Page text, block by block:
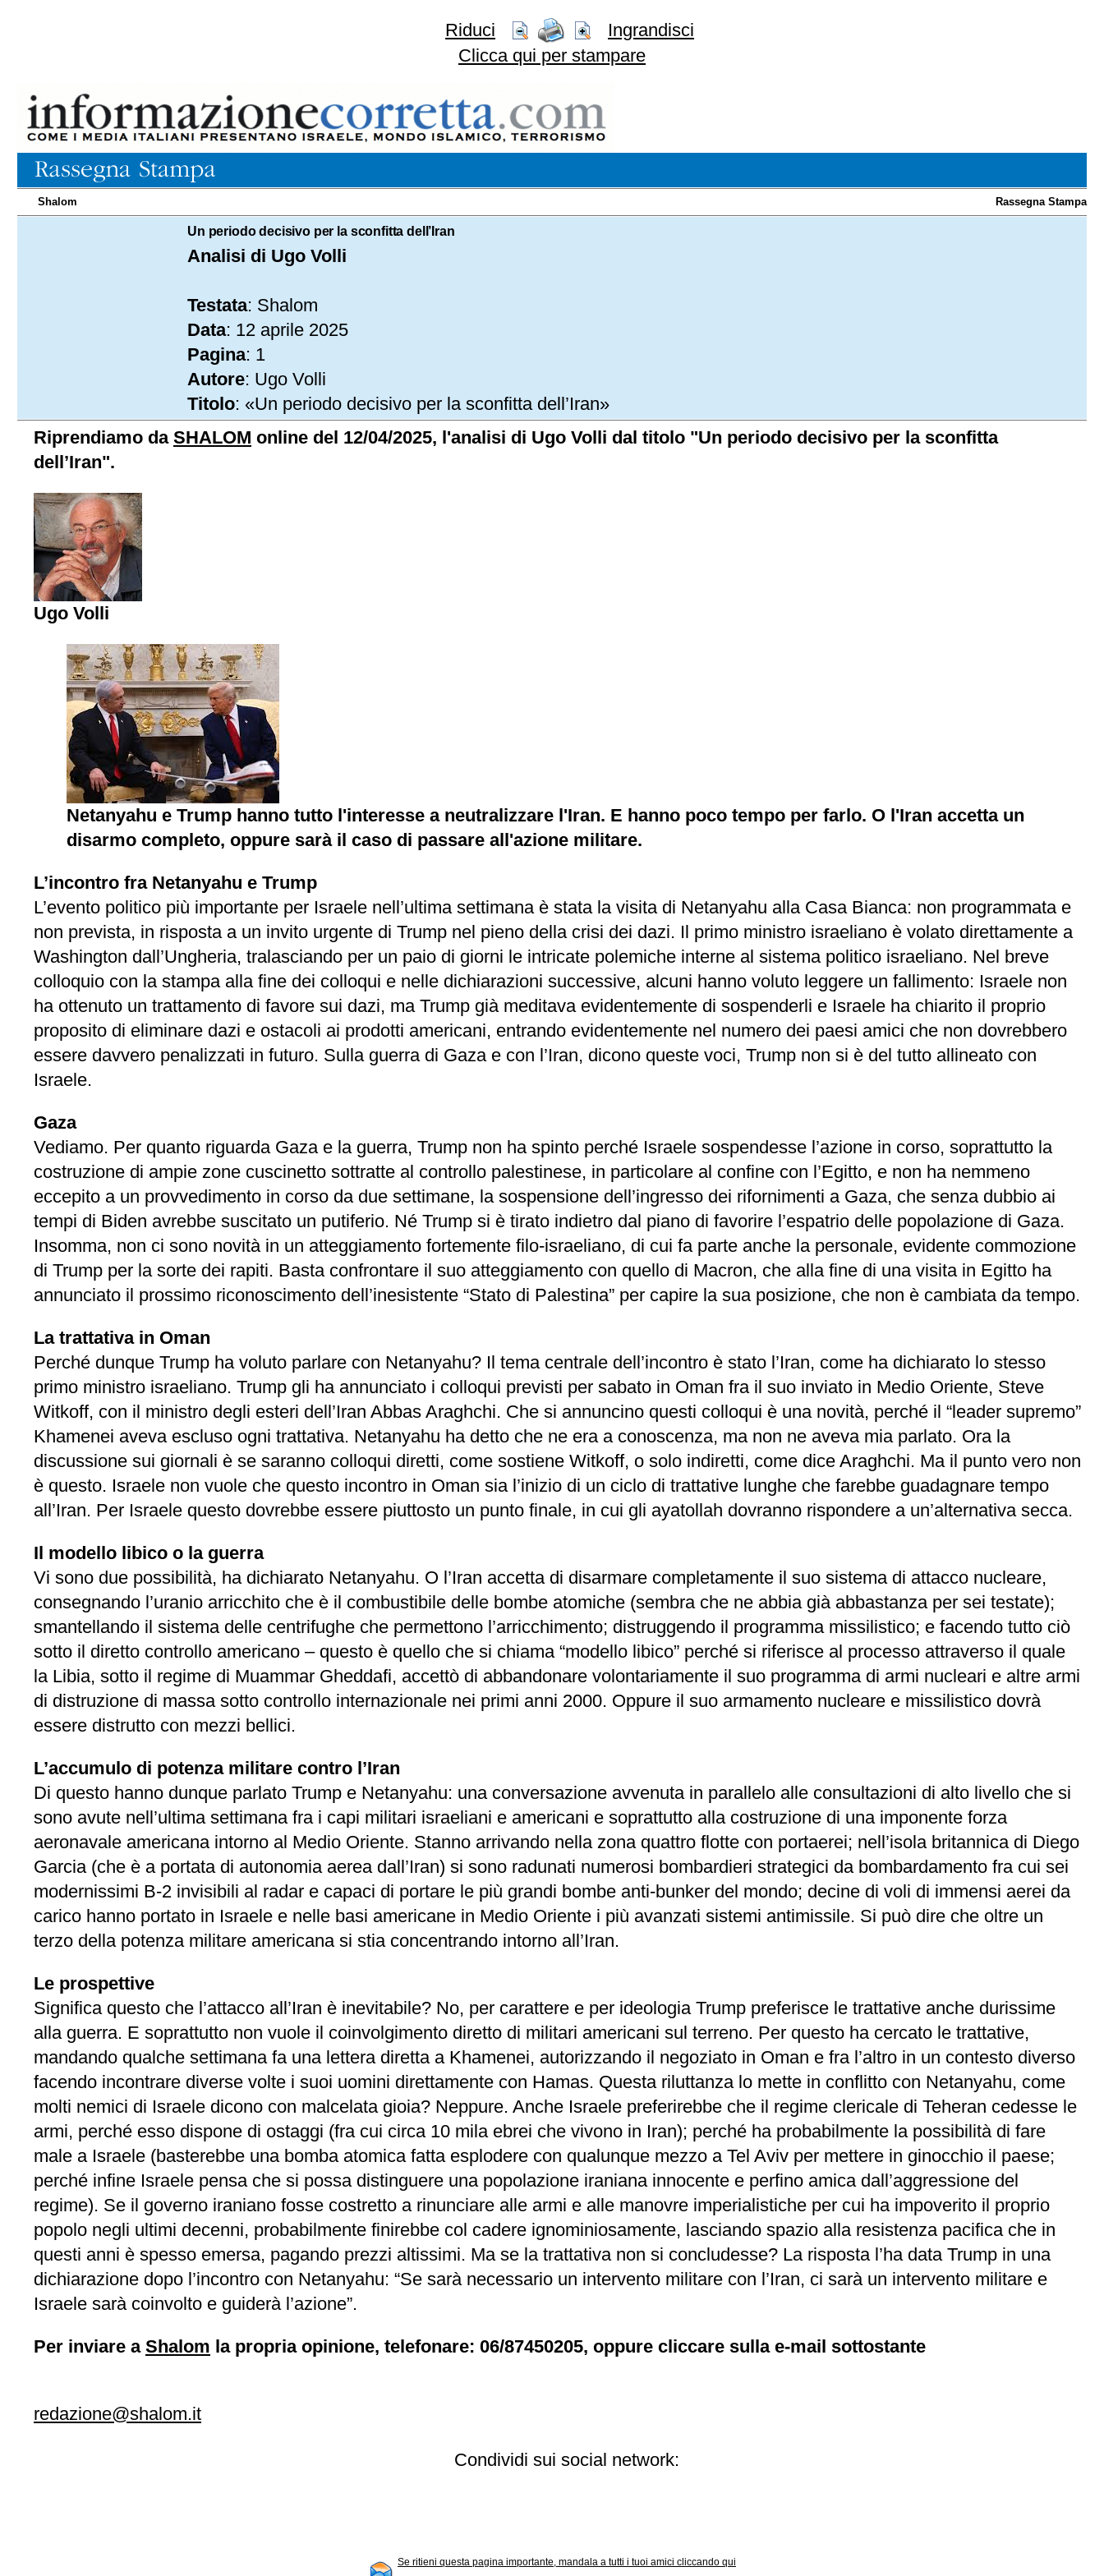
Riduci
Ingrandisci
Clicca qui per stampare
Shalom Rassegna Stampa
Un periodo decisivo per la sconfitta dell’Iran
Analisi di Ugo Volli
Testata: Shalom
Data: 12 aprile 2025
Pagina: 1
Autore: Ugo Volli
Titolo: «Un periodo decisivo per la sconfitta dell’Iran»
Riprendiamo da SHALOM online del 12/04/2025, l'analisi di Ugo Volli dal titolo "Un periodo decisivo per la sconfitta
dell’Iran".
Ugo Volli
Netanyahu e Trump hanno tutto l'interesse a neutralizzare l'Iran. E hanno poco tempo per farlo. O l'Iran accetta un
disarmo completo, oppure sarà il caso di passare all'azione militare.
L’incontro fra Netanyahu e Trump
L’evento politico più importante per Israele nell’ultima settimana è stata la visita di Netanyahu alla Casa Bianca: non programmata e
non prevista, in risposta a un invito urgente di Trump nel pieno della crisi dei dazi. Il primo ministro israeliano è volato direttamente a
Washington dall’Ungheria, tralasciando per un paio di giorni le intricate polemiche interne al sistema politico israeliano. Nel breve
colloquio con la stampa alla fine dei colloqui e nelle dichiarazioni successive, alcuni hanno voluto leggere un fallimento: Israele non
ha ottenuto un trattamento di favore sui dazi, ma Trump già meditava evidentemente di sospenderli e Israele ha chiarito il proprio
proposito di eliminare dazi e ostacoli ai prodotti americani, entrando evidentemente nel numero dei paesi amici che non dovrebbero
essere davvero penalizzati in futuro. Sulla guerra di Gaza e con l’Iran, dicono queste voci, Trump non si è del tutto allineato con
Israele.
Gaza
Vediamo. Per quanto riguarda Gaza e la guerra, Trump non ha spinto perché Israele sospendesse l’azione in corso, soprattutto la
costruzione di ampie zone cuscinetto sottratte al controllo palestinese, in particolare al confine con l’Egitto, e non ha nemmeno
eccepito a un provvedimento in corso da due settimane, la sospensione dell’ingresso dei rifornimenti a Gaza, che senza dubbio ai
tempi di Biden avrebbe suscitato un putiferio. Né Trump si è tirato indietro dal piano di favorire l’espatrio delle popolazione di Gaza.
Insomma, non ci sono novità in un atteggiamento fortemente filo-israeliano, di cui fa parte anche la personale, evidente commozione
di Trump per la sorte dei rapiti. Basta confrontare il suo atteggiamento con quello di Macron, che alla fine di una visita in Egitto ha
annunciato il prossimo riconoscimento dell’inesistente “Stato di Palestina” per capire la sua posizione, che non è cambiata da tempo.
La trattativa in Oman
Perché dunque Trump ha voluto parlare con Netanyahu? Il tema centrale dell’incontro è stato l’Iran, come ha dichiarato lo stesso
primo ministro israeliano. Trump gli ha annunciato i colloqui previsti per sabato in Oman fra il suo inviato in Medio Oriente, Steve
Witkoff, con il ministro degli esteri dell’Iran Abbas Araghchi. Che si annuncino questi colloqui è una novità, perché il “leader supremo”
Khamenei aveva escluso ogni trattativa. Netanyahu ha detto che ne era a conoscenza, ma non ne aveva mia parlato. Ora la
discussione sui giornali è se saranno colloqui diretti, come sostiene Witkoff, o solo indiretti, come dice Araghchi. Ma il punto vero non
è questo. Israele non vuole che questo incontro in Oman sia l’inizio di un ciclo di trattative lunghe che farebbe guadagnare tempo
all’Iran. Per Israele questo dovrebbe essere piuttosto un punto finale, in cui gli ayatollah dovranno rispondere a un’alternativa secca.
Il modello libico o la guerra
Vi sono due possibilità, ha dichiarato Netanyahu. O l’Iran accetta di disarmare completamente il suo sistema di attacco nucleare,
consegnando l’uranio arricchito che è il combustibile delle bombe atomiche (sembra che ne abbia già abbastanza per sei testate);
smantellando il sistema delle centrifughe che permettono l’arricchimento; distruggendo il programma missilistico; e facendo tutto ciò
sotto il diretto controllo americano – questo è quello che si chiama “modello libico” perché si riferisce al processo attraverso il quale
la Libia, sotto il regime di Muammar Gheddafi, accettò di abbandonare volontariamente il suo programma di armi nucleari e altre armi
di distruzione di massa sotto controllo internazionale nei primi anni 2000. Oppure il suo armamento nucleare e missilistico dovrà
essere distrutto con mezzi bellici.
L’accumulo di potenza militare contro l’Iran
Di questo hanno dunque parlato Trump e Netanyahu: una conversazione avvenuta in parallelo alle consultazioni di alto livello che si
sono avute nell’ultima settimana fra i capi militari israeliani e americani e soprattutto alla costruzione di una imponente forza
aeronavale americana intorno al Medio Oriente. Stanno arrivando nella zona quattro flotte con portaerei; nell’isola britannica di Diego
Garcia (che è a portata di autonomia aerea dall’Iran) si sono radunati numerosi bombardieri strategici da bombardamento fra cui sei
modernissimi B-2 invisibili al radar e capaci di portare le più grandi bombe anti-bunker del mondo; decine di voli di immensi aerei da
carico hanno portato in Israele e nelle basi americane in Medio Oriente i più avanzati sistemi antimissile. Si può dire che oltre un
terzo della potenza militare americana si stia concentrando intorno all’Iran.
Le prospettive
Significa questo che l’attacco all’Iran è inevitabile? No, per carattere e per ideologia Trump preferisce le trattative anche durissime
alla guerra. E soprattutto non vuole il coinvolgimento diretto di militari americani sul terreno. Per questo ha cercato le trattative,
mandando qualche settimana fa una lettera diretta a Khamenei, autorizzando il negoziato in Oman e fra l’altro in un contesto diverso
facendo incontrare diverse volte i suoi uomini direttamente con Hamas. Questa riluttanza lo mette in conflitto con Netanyahu, come
molti nemici di Israele dicono con malcelata gioia? Neppure. Anche Israele preferirebbe che il regime clericale di Teheran cedesse le
armi, perché esso dispone di ostaggi (fra cui circa 10 mila ebrei che vivono in Iran); perché ha probabilmente la possibilità di fare
male a Israele (basterebbe una bomba atomica fatta esplodere con qualunque mezzo a Tel Aviv per mettere in ginocchio il paese;
perché infine Israele pensa che si possa distinguere una popolazione iraniana innocente e perfino amica dall’aggressione del
regime). Se il governo iraniano fosse costretto a rinunciare alle armi e alle manovre imperialistiche per cui ha impoverito il proprio
popolo negli ultimi decenni, probabilmente finirebbe col cadere ignominiosamente, lasciando spazio alla resistenza pacifica che in
questi anni è spesso emersa, pagando prezzi altissimi. Ma se la trattativa non si concludesse? La risposta l’ha data Trump in una
dichiarazione dopo l’incontro con Netanyahu: “Se sarà necessario un intervento militare con l’Iran, ci sarà un intervento militare e
Israele sarà coinvolto e guiderà l’azione”.
Per inviare a Shalom la propria opinione, telefonare: 06/87450205, oppure cliccare sulla e-mail sottostante
redazione@shalom.it
Condividi sui social network:
Se ritieni questa pagina importante, mandala a tutti i tuoi amici cliccando qui